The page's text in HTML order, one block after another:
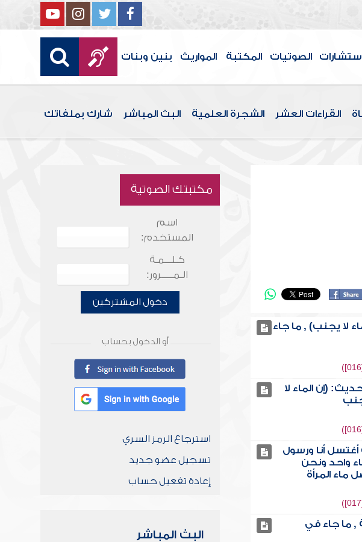
الصوتيات المكتبة المواريث بنين وبنات
القراءات العشر الشجرة العلمية البث المباشر شارك بملفاتك
لا يجنب) , ما جاء
(إن الماء لا
أنا ورسول
واحد ونحن
ماء المرأة
, ما جاء في
مكتبتك الصوتية
اسم
المستخدم:
كـلـــمـة
الـمـــــرور:
دخول المشتركين
أو الدخول بحساب
استرجاع الرمز السري
تسجيل عضو جديد
إعادة تفعيل حساب
البث المباشر